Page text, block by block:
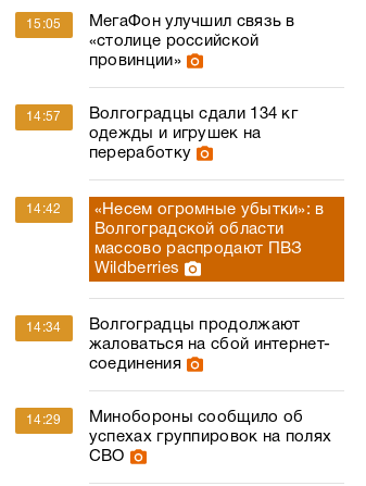
15:05
МегаФон улучшил связь в
«столице российской
провинции»
14:57
Волгоградцы сдали 134 кг
одежды и игрушек на
переработку
14:42
«Несем огромные убытки»: в
Волгоградской области
массово распродают ПВЗ
Wildberries
14:34
Волгоградцы продолжают
жаловаться на сбой интернет-
соединения
14:29
Минобороны сообщило об
успехах группировок на полях
СВО